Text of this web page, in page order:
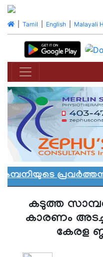
| Tamil English| Malayali
കടുത്ത
കാരണം
കേരള